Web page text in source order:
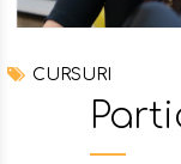
CURSURI